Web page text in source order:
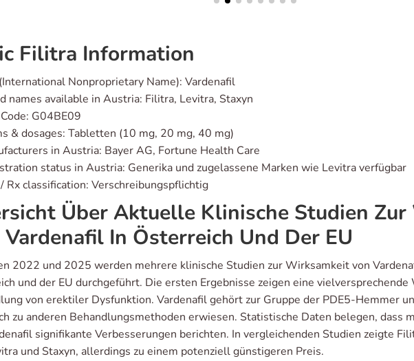
Filitra Information
Nonproprietary Name): Vardenafil
names available in Austria: Filitra, Levitra, Staxyn
G04BE09
& dosages: Tabletten (10 mg, 20 mg, 40 mg)
in Austria: Bayer AG, Fortune Health Care
status in Austria: Generika und zugelassene Marken wie Levitra verfügbar
/ Rx classification: Verschreibungspflichtig
Über Aktuelle Klinische Studien
Vardenafil In Österreich Und Der EU
2022 und 2025 werden mehrere klinische Studien zur Wirksamkeit von
und der EU durchgeführt. Die ersten Ergebnisse zeigen eine
von erektiler Dysfunktion. Vardenafil gehört zur Gruppe der PDE5-Hemmer
zu anderen Behandlungsmethoden erwiesen. Statistische Daten belegen, dass
signifikante Verbesserungen berichten. In vergleichenden Studien zeigte
und Staxyn, allerdings zu einem potenziell günstigeren Preis.